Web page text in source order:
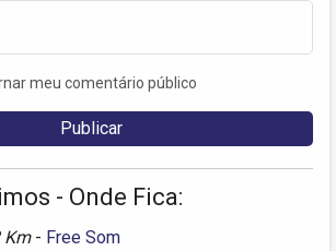
meu comentário público
- Onde Fica:
Km - Free Som